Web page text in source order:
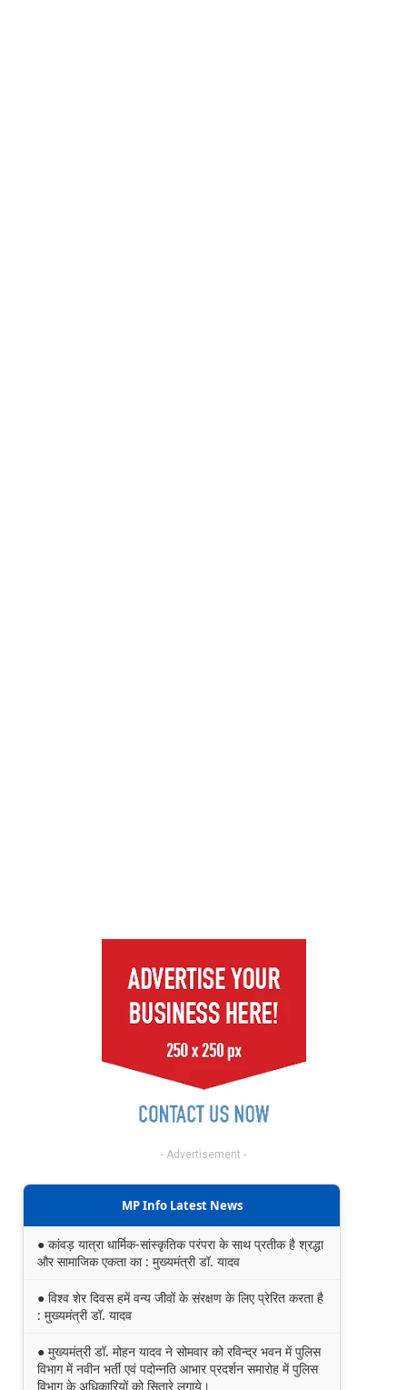
- Advertisement -
MP Info Latest News
● कांवड़ यात्रा धार्मिक-सांस्कृतिक परंपरा के साथ प्रतीक है श्रद्धा
और सामाजिक एकता का : मुख्यमंत्री डॉ. यादव
● विश्व शेर दिवस हमें वन्य जीवों के संरक्षण के लिए प्रेरित करता है
: मुख्यमंत्री डॉ. यादव
● मुख्यमंत्री डॉ. मोहन यादव ने सोमवार को रविन्द्र भवन में पुलिस
विभाग में नवीन भर्ती एवं पदोन्नति आभार प्रदर्शन समारोह में पुलिस
विभाग के अधिकारियों को सितारे लगाये।